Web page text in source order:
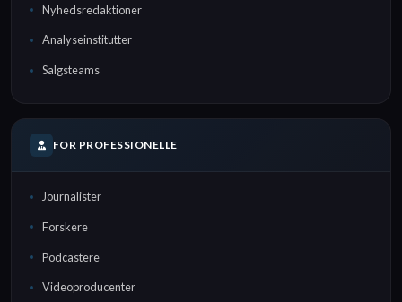
Nyhedsredaktioner
Analyseinstitutter
Salgsteams
FOR PROFESSIONELLE
Journalister
Forskere
Podcastere
Videoproducenter